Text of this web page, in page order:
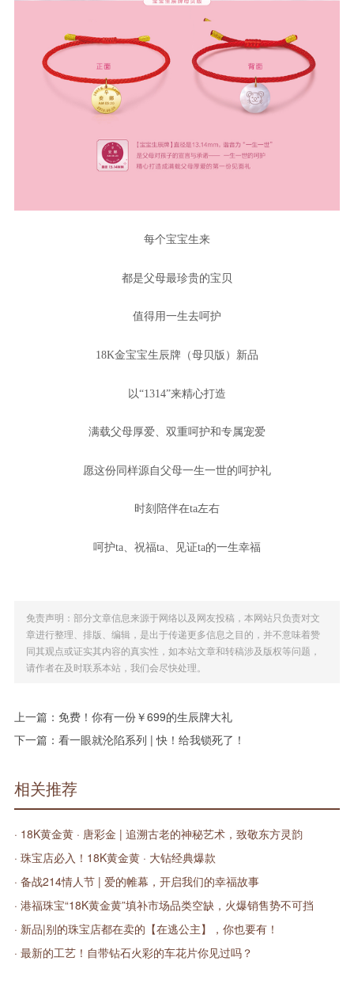
每个宝宝生来
都是父母最珍贵的宝贝
值得用一生去呵护
18K金宝宝生辰牌（母贝版）新品
以“1314”来精心打造
满载父母厚爱、双重呵护和专属宠爱
愿这份同样源自父母一生一世的呵护礼
时刻陪伴在ta左右
呵护ta、祝福ta、见证ta的一生幸福
免责声明：部分文章信息来源于网络以及网友投稿，本网站只负责对文
章进行整理、排版、编辑，是出于传递更多信息之目的，并不意味着赞
同其观点或证实其内容的真实性，如本站文章和转稿涉及版权等问题，
请作者在及时联系本站，我们会尽快处理。
上一篇： 免费！你有一份￥699的生辰牌大礼
下一篇： 看一眼就沦陷系列 | 快！给我锁死了！
相关推荐
· 18K黄金黄 · 唐彩金 | 追溯古老的神秘艺术，致敬东方灵韵
· 珠宝店必入！18K黄金黄 · 大钻经典爆款
· 备战214情人节 | 爱的帷幕，开启我们的幸福故事
· 港福珠宝“18K黄金黄”填补市场品类空缺，火爆销售势不可挡
· 新品|别的珠宝店都在卖的【在逃公主】，你也要有！
· 最新的工艺！自带钻石火彩的车花片你见过吗？